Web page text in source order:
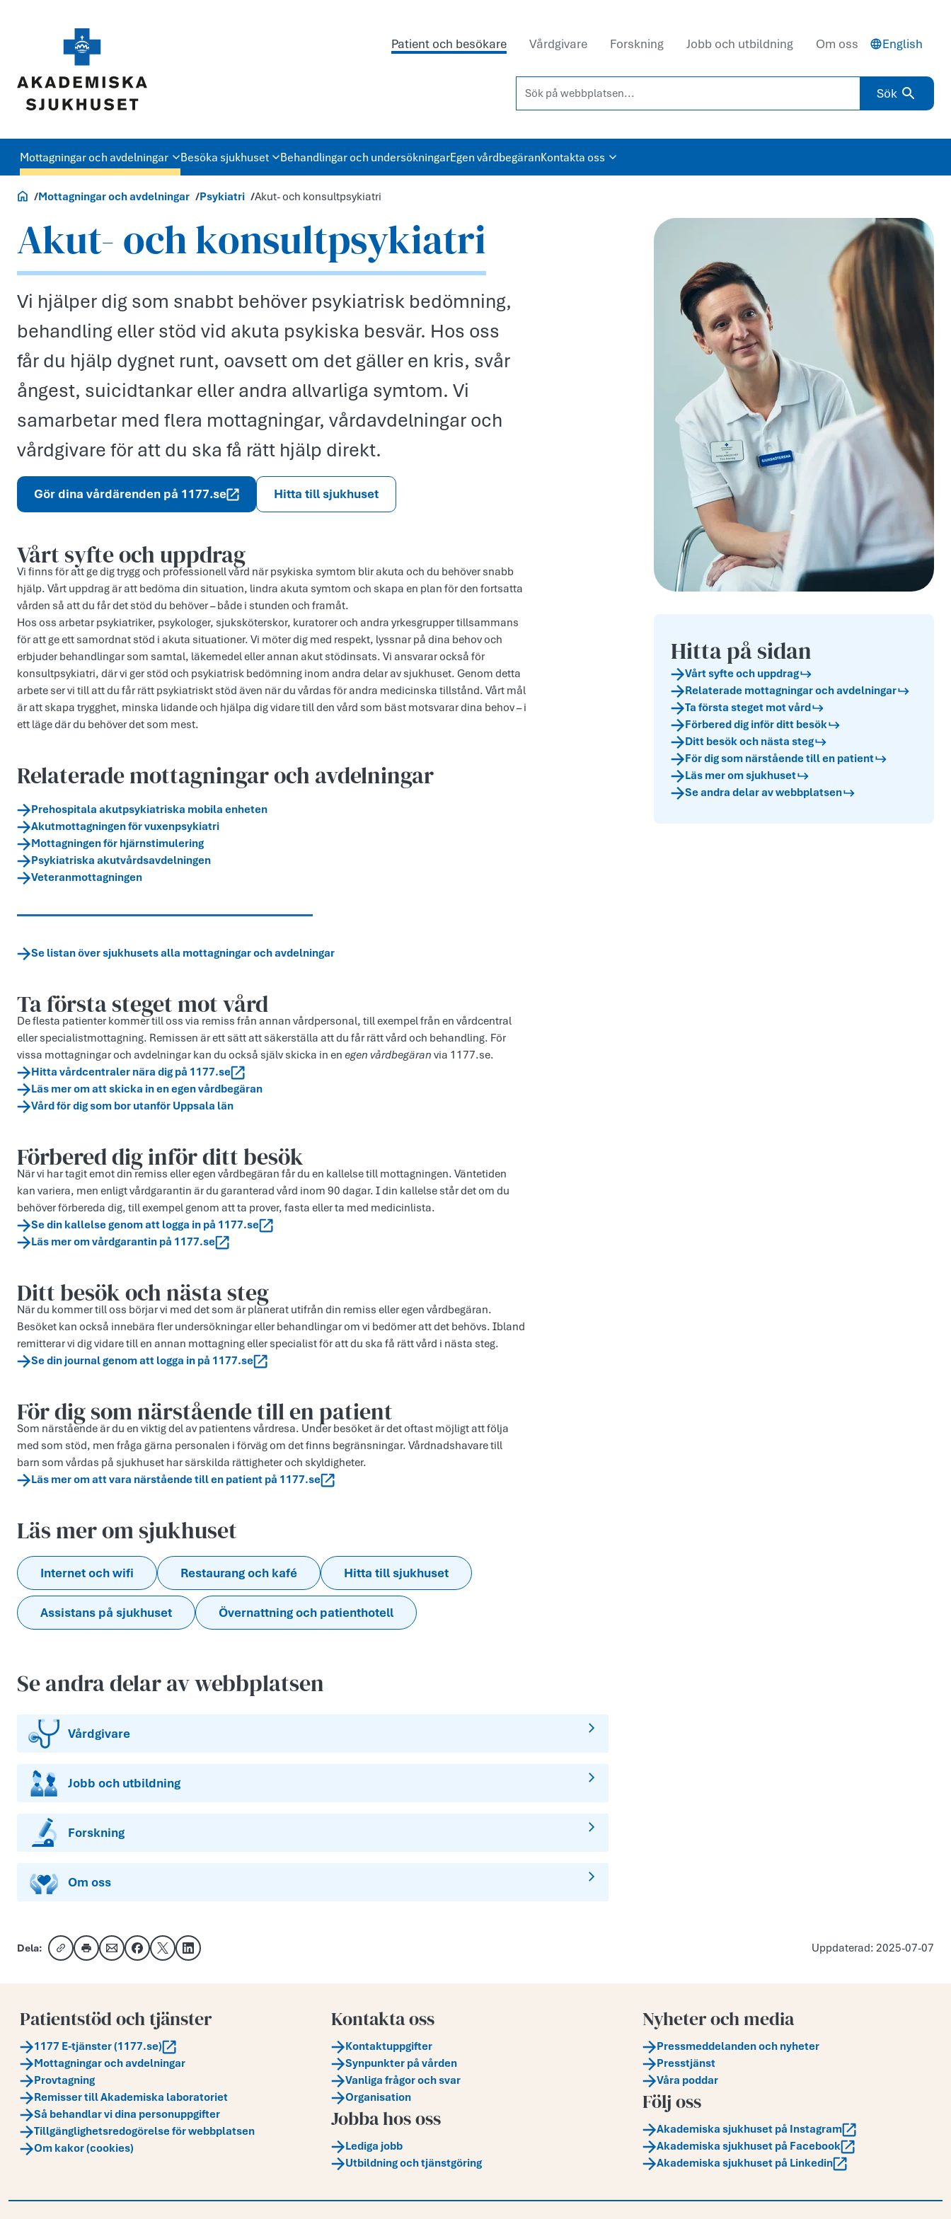
Patient och besökare Vårdgivare Forskning Jobb och utbildning Om oss English
Sök på webbplatsen...
Sök
Mottagningar och avdelningar Besöka sjukhuset Behandlingar och undersökningarEgen vårdbegäranKontakta oss
Akademiska.se
Mottagningar och avdelningar Psykiatri Akut- och konsultpsykiatri
Akut- och konsultpsykiatri
Vi hjälper dig som snabbt behöver psykiatrisk bedömning,
behandling eller stöd vid akuta psykiska besvär. Hos oss
får du hjälp dygnet runt, oavsett om det gäller en kris, svår
ångest, suicidtankar eller andra allvarliga symtom. Vi
samarbetar med flera mottagningar, vårdavdelningar och
vårdgivare för att du ska få rätt hjälp direkt.
Gör dina vårdärenden på 1177.se Hitta till sjukhuset
Vårt syfte och uppdr­ag
Vi finns för att ge dig trygg och professionell vård när psykiska symtom blir akuta och du behöver snabb
hjälp. Vårt uppdrag är att bedöma din situation, lindra akuta symtom och skapa en plan för den fortsatta
vården så att du får det stöd du behöver – både i stunden och framåt.
Hos oss arbetar psykiatriker, psykologer, sjuksköterskor, kuratorer och andra yrkesgrupper tillsammans
för att ge ett samordnat stöd i akuta situationer. Vi möter dig med respekt, lyssnar på dina behov och
erbjuder behandlingar som samtal, läkemedel eller annan akut stödinsats. Vi ansvarar också för
konsultpsykiatri, där vi ger stöd och psykiatrisk bedömning inom andra delar av sjukhuset. Genom detta
arbete ser vi till att du får rätt psykiatriskt stöd även när du vårdas för andra medicinska tillstånd. Vårt mål
är att skapa trygghet, minska lidande och hjälpa dig vidare till den vård som bäst motsvarar dina behov – i
ett läge där du behöver det som mest.
Relaterade mottagningar och avdelningar
Prehospitala akutpsykiatriska mobila enheten
Akutmottagningen för vuxenpsykiatri
Mottagningen för hjärnstimulering
Psykiatriska akutvårdsavdelningen
Veteranmottagningen
Se listan över sjukhusets alla mottagningar och avdelningar
Ta första steget mot vård
De flesta patienter kommer till oss via remiss från annan vårdpersonal, till exempel från en vårdcentral
eller specialistmottagning. Remissen är ett sätt att säkerställa att du får rätt vård och behandling. För
vissa mottagningar och avdelningar kan du också själv skicka in en egen vårdbegäran via 1177.se.
Hitta vårdcentraler nära dig på 1177.se
Läs mer om att skicka in en egen vårdbegäran
Vård för dig som bor utanför Uppsala län
Förbered dig inför ditt besök
När vi har tagit emot din remiss eller egen vårdbegäran får du en kallelse till mottagningen. Väntetiden
kan variera, men enligt vårdgarantin är du garanterad vård inom 90 dagar. I din kallelse står det om du
behöver förbereda dig, till exempel genom att ta prover, fasta eller ta med medicinlista.
Se din kallelse genom att logga in på 1177.se
Läs mer om vårdgarantin på 1177.se
Ditt besök och nästa steg
När du kommer till oss börjar vi med det som är planerat utifrån din remiss eller egen vårdbegäran.
Besöket kan också innebära fler undersökningar eller behandlingar om vi bedömer att det behövs. Ibland
remitterar vi dig vidare till en annan mottagning eller specialist för att du ska få rätt vård i nästa steg.
Se din journal genom att logga in på 1177.se
För dig som närstående till en patient
Som närstående är du en viktig del av patientens vårdresa. Under besöket är det oftast möjligt att följa
med som stöd, men fråga gärna personalen i förväg om det finns begränsningar. Vårdnadshavare till
barn som vårdas på sjukhuset har särskilda rättigheter och skyldigheter.
Läs mer om att vara närstående till en patient på 1177.se
Läs mer om sjukhuset
Internet och wifi Restaurang och kafé Hitta till sjukhuset
Assistans på sjukhuset Övernattning och patienthotell
Se andra delar av webbplatsen
Vårdgivare
Jobb och utbildning
Forskning
Om oss
Hitta på sidan
Vårt syfte och uppdr­ag
Relaterade mottagningar och avdelningar
Ta första steget mot vård
Förbered dig inför ditt besök
Ditt besök och nästa steg
För dig som närstående till en patient
Läs mer om sjukhuset
Se andra delar av webbplatsen
Dela:
Kopiera länk
Skriv utDela via e-post
Dela på Facebook
Dela på XDela på LinkedIn
Uppdaterad: 2025-07-07
Patientstöd och tjänster
1177 E-tjänster (1177.se)
Mottagningar och avdelningar
Provtagning
Remisser till Akademiska laboratoriet
Så behandlar vi dina personuppgifter
Tillgänglighetsredogörelse för webbplatsen
Om kakor (cookies)
Kontakta oss
Kontaktuppgifter
Synpunkter på vården
Vanliga frågor och svar
Organisation
Jobba hos oss
Lediga jobb
Utbildning och tjänstgöring
Nyheter och media
Pressmeddelanden och nyheter
Presstjänst
Våra poddar
Följ oss
Akademiska sjukhuset på Instagram
Akademiska sjukhuset på Facebook
Akademiska sjukhuset på Linkedin